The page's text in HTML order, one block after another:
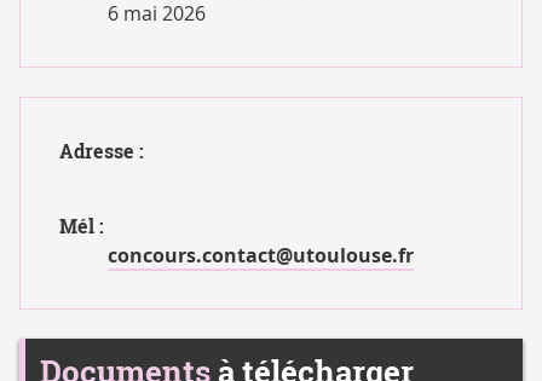
6 mai 2026
Adresse :
Mél :
concours.contact@utoulouse.fr
Documents à télécharger